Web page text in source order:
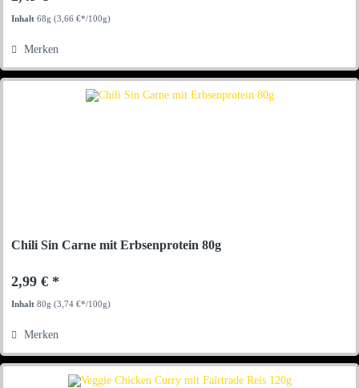
Inhalt68g(3,66 €*/100g)
Merken
Chili Sin Carne mit Erbsenprotein 80g
2,99 € *
Inhalt80g(3,74 €*/100g)
Merken